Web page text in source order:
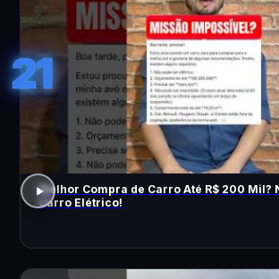
21
Melhor Compra de Carro Até R$ 200 Mil?
Carro Elétrico!